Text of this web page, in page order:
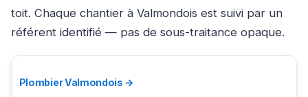
toit. Chaque chantier à Valmondois est suivi par un
référent identifié — pas de sous-traitance opaque.
Plombier Valmondois →